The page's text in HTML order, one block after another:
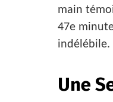
main
47e
indélébile.
Une